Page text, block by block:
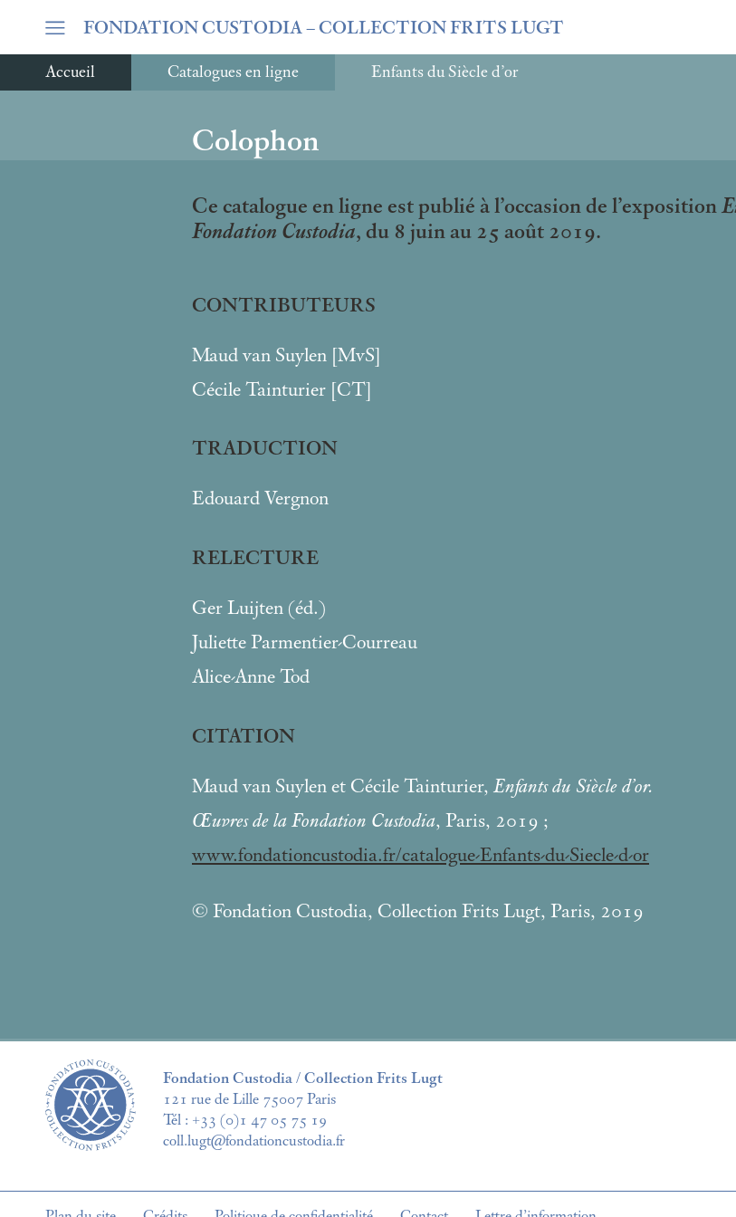
FONDATION CUSTODIA– COLLECTION FRITS LUGT
Accueil Catalogues en ligne Enfants du Siècle d’or
Colophon
Ce catalogue en ligne est publié à l’occasion de l’exposition
Fondation Custodia, du 8 juin au 25 août 2019.
CONTRIBUTEURS
Maud van Suylen [MvS]
Cécile Tainturier [CT]
TRADUCTION
Edouard Vergnon
RELECTURE
Ger Luijten (éd.)
Juliette Parmentier-Courreau
Alice-Anne Tod
CITATION
Maud van Suylen et Cécile Tainturier, Enfants du Siècle d’or.
Œuvres de la Fondation Custodia, Paris, 2019 ;
www.fondationcustodia.fr/catalogue-Enfants-du-Siecle-d-or
© Fondation Custodia, Collection Frits Lugt, Paris, 2019
Fondation Custodia / Collection Frits Lugt
121 rue de Lille 75007 Paris
Tél : +33 (0)1 47 05 75 19
coll.lugt@fondationcustodia.fr